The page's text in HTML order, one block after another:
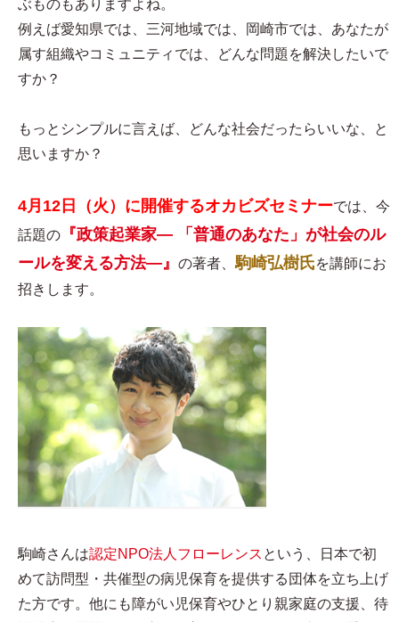
ぶものもありますよね。
例えば愛知県では、三河地域では、岡崎市では、あなたが
属す組織やコミュニティでは、どんな問題を解決したいで
すか？
もっとシンプルに言えば、どんな社会だったらいいな、と
思いますか？
4月12日（火）に開催するオカビズセミナーでは、今
話題の 『政策起業家― 「普通のあなた」が社会のル
ールを変える方法―』 の著者、駒崎弘樹氏を講師にお
招きします。
駒崎さんは認定NPO法人フローレンス という、日本で初
めて訪問型・共催型の病児保育を提供する団体を立ち上げ
た方です。他にも障がい児保育やひとり親家庭の支援、待